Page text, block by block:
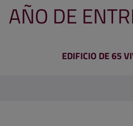
AÑO DE
EDIFICIO DE 65